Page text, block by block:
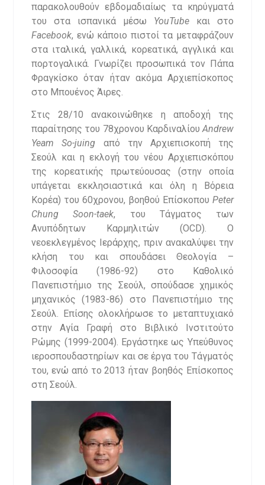
παρακολουθούν εβδομαδιαίως τα κηρύγματά
του στα ισπανικά μέσω YouTubeκαι στο
Facebook, ενώ κάποιο πιστοί τα μεταφράζουν
στα ιταλικά, γαλλικά, κορεατικά, αγγλικά και
πορτογαλικά. Γνωρίζει προσωπικά τον Πάπα
Φραγκίσκο όταν ήταν ακόμα Αρχιεπίσκοπος
στο Μπουένος Άιρες.
Στις 28/10 ανακοινώθηκε η αποδοχή της
παραίτησης του 78χρονου ΚαρδιναλίουAndrew
Yeam So-juing από την Αρχιεπισκοπή της
Σεούλ και η εκλογή του νέου Αρχιεπισκόπου
της κορεατικής πρωτεύουσας (στην οποία
υπάγεται εκκλησιαστικά και όλη η Βόρεια
Κορέα) του 60χρονου, βοηθού Επίσκοπου Peter
Chung Soon-taek, του Τάγματος των
Ανυπόδητων Καρμηλιτών (OCD). Ο
νεοεκλεγμένος Ιεράρχης, πριν ανακαλύψει την
κλήση του και σπουδάσει Θεολογία –
Φιλοσοφία (1986-92) στο Καθολικό
Πανεπιστήμιο της Σεούλ, σπούδασε χημικός
μηχανικός (1983-86) στο Πανεπιστήμιο της
Σεούλ. Επίσης ολοκλήρωσε το μεταπτυχιακό
στην Αγία Γραφή στο Βιβλικό Ινστιτούτο
Ρώμης (1999-2004). Εργάστηκε ως Υπεύθυνος
ιεροσπουδαστηρίων και σε έργα του Τάγματός
του, ενώ από το 2013 ήταν βοηθός Επίσκοπος
στη Σεούλ.